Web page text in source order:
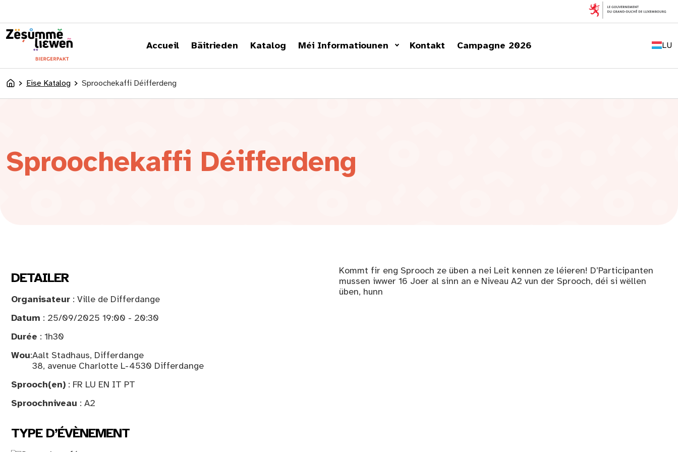
Accueil Bäitrieden Katalog Méi Informatiounen Kontakt Campagne 2026 LU
FR
DE
AccueilEise Katalog Sproochekaffi Déifferdeng
Sproochekaffi Déifferdeng
DETAILER
Organisateur : Ville de Differdange
Datum : 25/09/2025 19:00 - 20:30
Durée : 1h30
Wou:Aalt Stadhaus, Differdange
38, avenue Charlotte L-4530 Differdange
Sprooch(en) : FR LU EN IT PT
Sproochniveau : A2
TYPE D’ÉVÈNEMENT
Kommt fir eng Sprooch ze üben a nei Leit kennen ze léieren! D’Participanten
mussen iwwer 16 Joer al sinn an e Niveau A2 vun der Sprooch, déi si wëllen
üben, hunn